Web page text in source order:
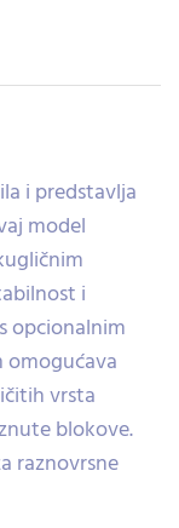
i predstavlja
model
i
opcionalnim
vrsta
blokove.
raznovrsne